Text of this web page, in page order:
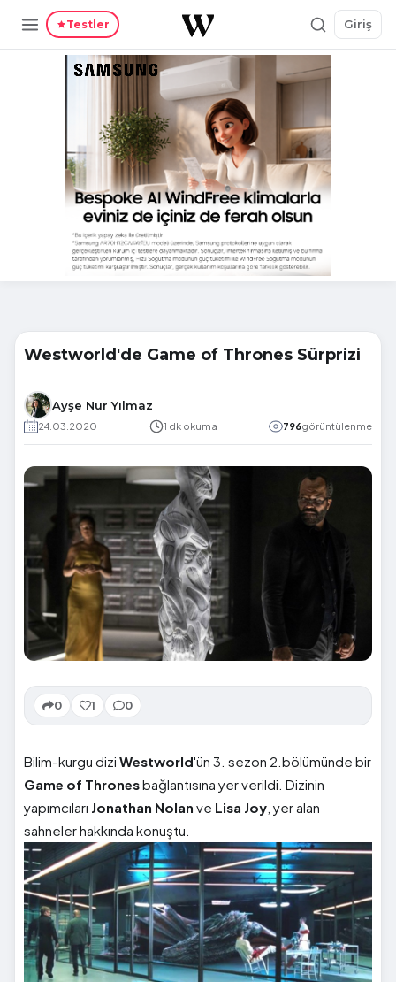
Testler Giriş
Westworld'de Game of Thrones Sürprizi
Ayşe Nur Yılmaz
24.03.2020 1 dk okuma 796görüntülenme
0 1 0
Bilim-kurgu dizi Westworld'ün 3. sezon 2.bölümünde bir
Game of Thronesbağlantısına yer verildi. Dizinin
yapımcıları Jonathan Nolan ve Lisa Joy , yer alan
sahneler hakkında konuştu.